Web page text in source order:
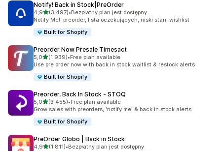
Notify! Back in Stock|PreOrder
4,9na 5 gwiazdek
(3 497)
Łączna liczba recenzji: 3497
•Bezpłatny plan jest dostępny
Notify Me!: preorder, lista oczekujących, niski stan, wishlist
Built for Shopify
Preorder Now Presale Timesact
5,0na 5 gwiazdek
(1 939)
Łączna liczba recenzji: 1939
•Free plan available
Use pre order now with back in stock waitlist & restock alerts
Built for Shopify
Preorder, Back In Stock ‑ STOQ
5,0na 5 gwiazdek
(3 455)
Łączna liczba recenzji: 3455
•Free plan available
Grow sales with preorders, 'notify me' & back in stock alerts
Built for Shopify
PreOrder Globo | Back in Stock
4,9na 5 gwiazdek
(1 811)
Łączna liczba recenzji: 1811
•Bezpłatny plan jest dostępny